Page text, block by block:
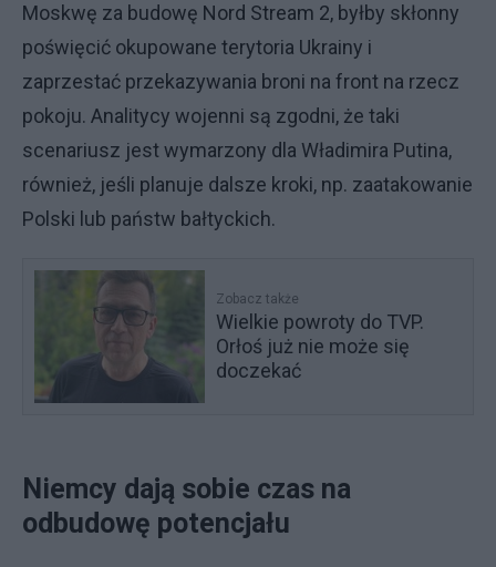
Moskwę za budowę Nord Stream 2, byłby skłonny
poświęcić okupowane terytoria Ukrainy i
zaprzestać przekazywania broni na front na rzecz
pokoju. Analitycy wojenni są zgodni, że taki
scenariusz jest wymarzony dla Władimira Putina,
również, jeśli planuje dalsze kroki, np. zaatakowanie
Polski lub państw bałtyckich.
Zobacz także
Wielkie powroty do TVP.
Orłoś już nie może się
doczekać
Niemcy dają sobie czas na
odbudowę potencjału